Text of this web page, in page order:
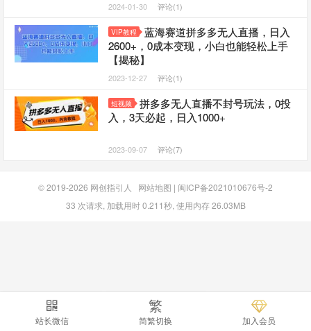
2024-01-30 评论(1)
VIP教程
蓝海赛道拼多多无人直播，日入
2600+，0成本变现，小白也能轻松上手
【揭秘】
2023-12-27 评论(1)
短视频
拼多多无人直播不封号玩法，0投
入，3天必起，日入1000+
2023-09-07 评论(7)
© 2019-2026 网创指引人 网站地图 | 闽ICP备2021010676号-2
33 次请求, 加载用时 0.211秒, 使用内存 26.03MB
站长微信
繁
简繁切换 加入会员